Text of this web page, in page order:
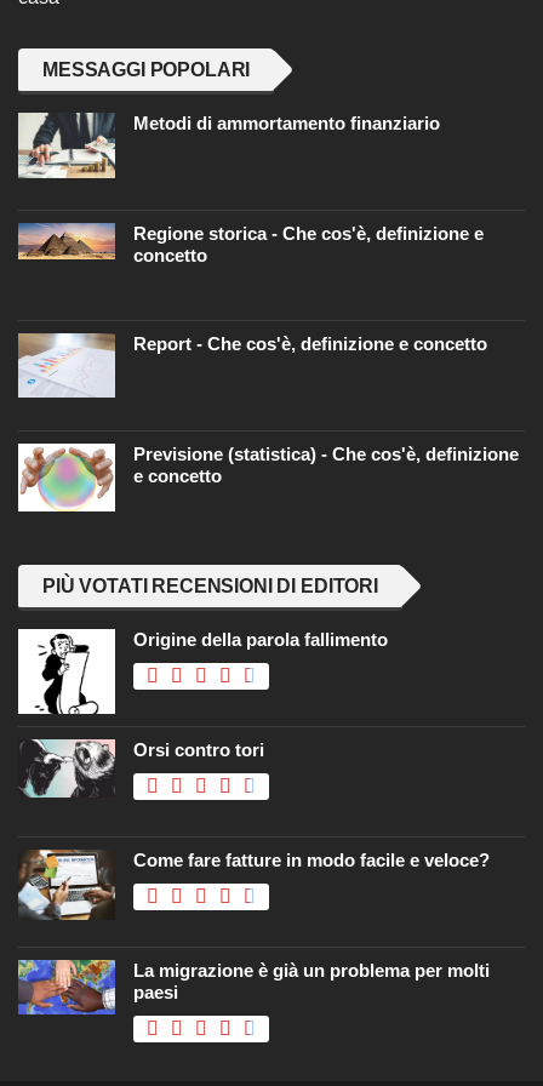
MESSAGGI POPOLARI
Metodi di ammortamento finanziario
Regione storica - Che cos'è, definizione e
concetto
Report - Che cos'è, definizione e concetto
Previsione (statistica) - Che cos'è, definizione
e concetto
PIÙ VOTATI RECENSIONI DI EDITORI
Origine della parola fallimento
Orsi contro tori
Come fare fatture in modo facile e veloce?
La migrazione è già un problema per molti
paesi